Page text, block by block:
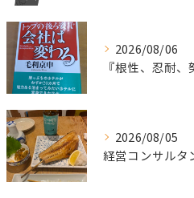
2026/08/06
2026/08/05